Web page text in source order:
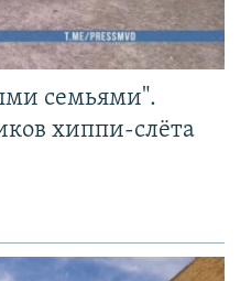
семьями".
хиппи-слёта